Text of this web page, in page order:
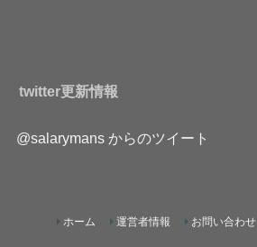
twitter更新情報
@salarymans からのツイート
ホーム 運営者情報 お問い合わせ